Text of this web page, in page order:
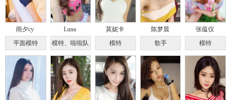
雨夕cy
平面模特
Luna
模特、啦啦队
莫妮卡
模特
陈梦晨
歌手
张蕴仪
模特